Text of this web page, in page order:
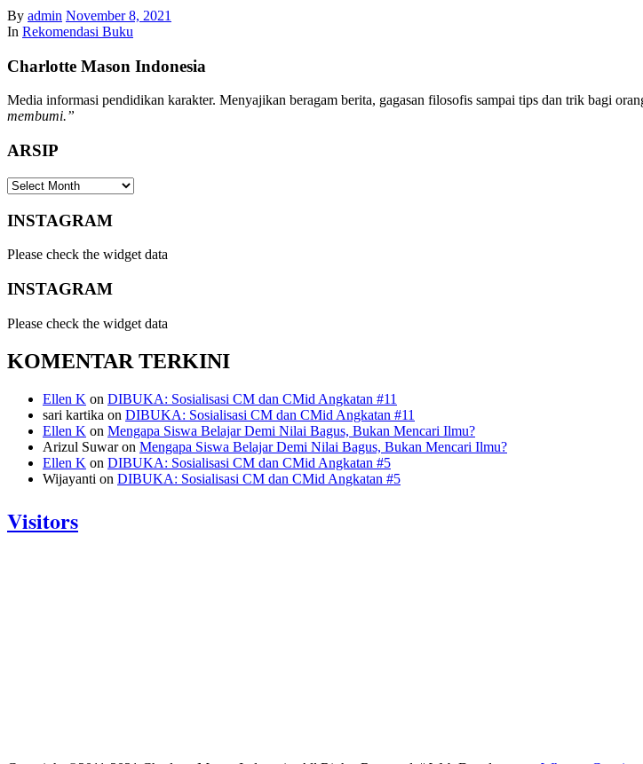
By admin November 8, 2021
In Rekomendasi Buku
Charlotte Mason Indonesia
Media informasi pendidikan karakter. Menyajikan beragam berita, gagasan filosofis sampai tips dan trik bagi
membumi.”
ARSIP
ARSIP
INSTAGRAM
Please check the widget data
INSTAGRAM
Please check the widget data
KOMENTAR TERKINI
Ellen K on DIBUKA: Sosialisasi CM dan CMid Angkatan #11
sari kartika on DIBUKA: Sosialisasi CM dan CMid Angkatan #11
Ellen K on Mengapa Siswa Belajar Demi Nilai Bagus, Bukan Mencari Ilmu?
Arizul Suwaron Mengapa Siswa Belajar Demi Nilai Bagus, Bukan Mencari Ilmu?
Ellen K on DIBUKA: Sosialisasi CM dan CMid Angkatan #5
Wijayanti on DIBUKA: Sosialisasi CM dan CMid Angkatan #5
Visitors